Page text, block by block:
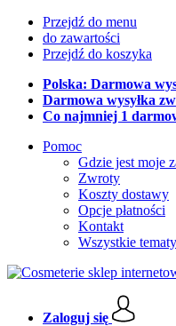
Przejdź do menu
do zawartości
Przejdź do koszyka
Polska: Darmowa
Darmowa wysyłka
Co najmniej 1
Pomoc
Gdzie jest moje
Zwroty
Koszty dostawy
Opcje płatności
Kontakt
Wszystkie
Zaloguj się